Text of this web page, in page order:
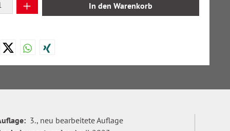
Anzahl: Gib den gewünschten Wert ein
In den Warenkorb
3., neu bearbeitete Auflage